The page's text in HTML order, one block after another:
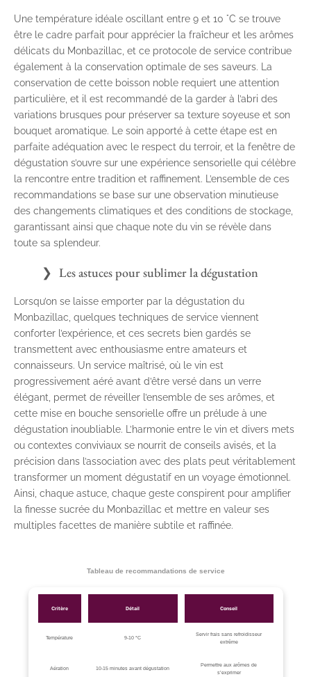
Une température idéale oscillant entre 9 et 10 °C se trouve
être le cadre parfait pour apprécier la fraîcheur et les arômes
délicats du Monbazillac, et ce protocole de service contribue
également à la conservation optimale de ses saveurs. La
conservation de cette boisson noble requiert une attention
particulière, et il est recommandé de la garder à l’abri des
variations brusques pour préserver sa texture soyeuse et son
bouquet aromatique. Le soin apporté à cette étape est en
parfaite adéquation avec le respect du terroir, et la fenêtre de
dégustation s’ouvre sur une expérience sensorielle qui célèbre
la rencontre entre tradition et raffinement. L’ensemble de ces
recommandations se base sur une observation minutieuse
des changements climatiques et des conditions de stockage,
garantissant ainsi que chaque note du vin se révèle dans
toute sa splendeur.
Les astuces pour sublimer la dégustation
Lorsqu’on se laisse emporter par la dégustation du
Monbazillac, quelques techniques de service viennent
conforter l’expérience, et ces secrets bien gardés se
transmettent avec enthousiasme entre amateurs et
connaisseurs. Un service maîtrisé, où le vin est
progressivement aéré avant d’être versé dans un verre
élégant, permet de réveiller l’ensemble de ses arômes, et
cette mise en bouche sensorielle offre un prélude à une
dégustation inoubliable. L’harmonie entre le vin et divers mets
ou contextes conviviaux se nourrit de conseils avisés, et la
précision dans l’association avec des plats peut véritablement
transformer un moment dégustatif en un voyage émotionnel.
Ainsi, chaque astuce, chaque geste conspirent pour amplifier
la finesse sucrée du Monbazillac et mettre en valeur ses
multiples facettes de manière subtile et raffinée.
Tableau de recommandations de service
Critère Détail Conseil
Température 9-10 °C
Servir frais sans refroidisseur
extrême
Aération 10-15 minutes avant dégustation
Permettre aux arômes de
s’exprimer